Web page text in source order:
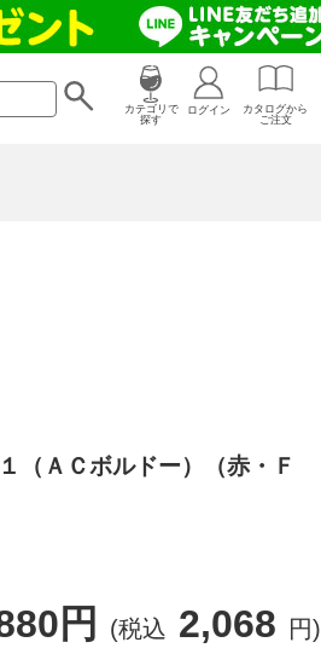
カテゴリで
探す
ログイン
カタログから
ご注文
（ＡＣボルドー）（赤・Ｆ
円 (税込 2,068 円)